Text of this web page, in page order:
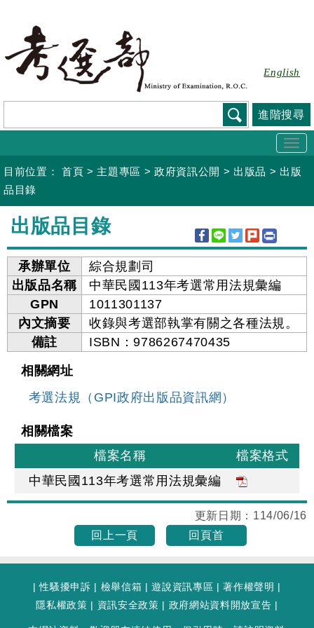
要
容
English
進階搜尋
目前位置： 首頁 > 主題專區 >政府資訊公開 > 出版品 > 出版
品目錄
:::
出版品目錄
承辦單位
綜合規劃司
出版品名稱
中華民國113年考選常用法規彙編
GPN
1011301137
內文摘要
收錄與考選部執掌有關之各種法規。
備註
ISBN：9786267470435
相關網址
考選法規（GPI政府出版品資訊網）
相關檔案
檔案名稱
檔案格式
中華民國113年考選常用法規彙編
更新日期： 114/06/16
回上一頁
回頁首
|性騷擾申訴 | 檢舉信箱 |遊說資訊專區 |著作權聲明 |
隱私權政策 | 資訊安全政策 | 政府網站資料開放宣告 |